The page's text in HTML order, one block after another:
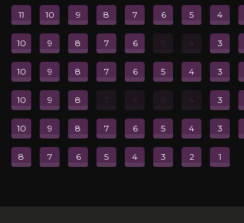
Все отзывы
1
2
3
4
5
6
7
8
10
11 4
5
6
7
8
9
10 3
6
7
8
9
10 3
4
5
6
7
8
9
10 3
8
9
10 3
4
5
6
7
8
9